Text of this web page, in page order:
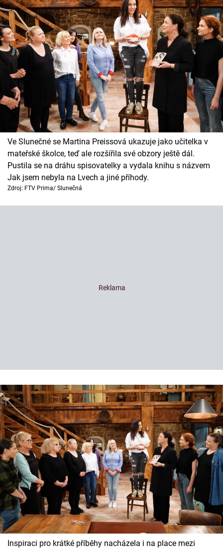
Ve Slunečné se Martina Preissová ukazuje jako učitelka v
mateřské školce, teď ale rozšířila své obzory ještě dál.
Pustila se na dráhu spisovatelky a vydala knihu s názvem
Jak jsem nebyla na Lvech a jiné příhody.
Zdroj: FTV Prima/ Slunečná
Inspiraci pro krátké příběhy nacházela i na place mezi